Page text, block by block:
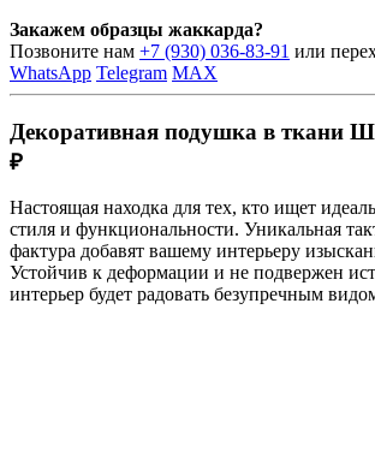
Закажем образцы жаккарда?
Позвоните нам +7 (930) 036-83-91 или
WhatsApp Telegram MAX
Декоративная подушка в ткани
₽
Настоящая находка для тех, кто ищет
стиля и функциональности. Уникальная
фактура добавят вашему интерьеру
Устойчив к деформации и не подвержен
интерьер будет радовать безупречным